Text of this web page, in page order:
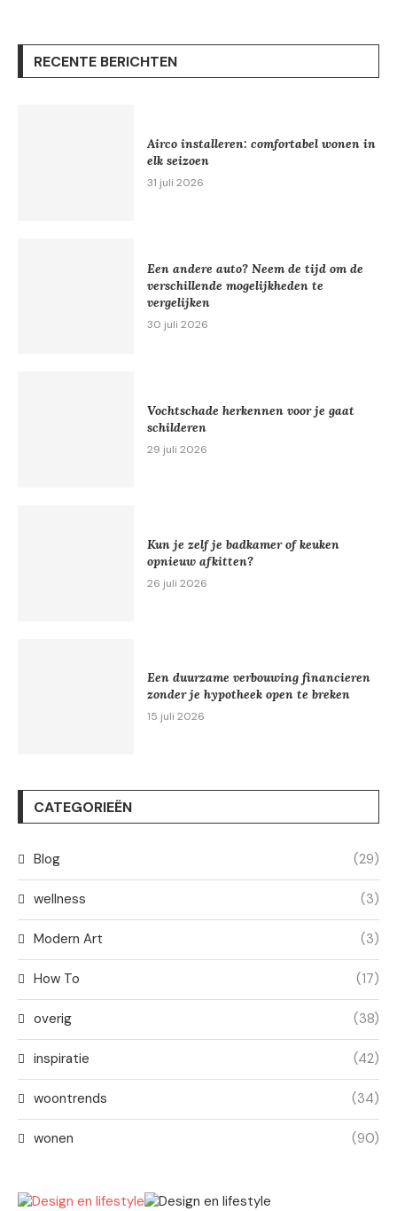
RECENTE BERICHTEN
Airco installeren: comfortabel wonen in
elk seizoen
31 juli 2026
Een andere auto? Neem de tijd om de
verschillende mogelijkheden te
vergelijken
30 juli 2026
Vochtschade herkennen voor je gaat
schilderen
29 juli 2026
Kun je zelf je badkamer of keuken
opnieuw afkitten?
26 juli 2026
Een duurzame verbouwing financieren
zonder je hypotheek open te breken
15 juli 2026
CATEGORIEËN
Blog (29)
wellness (3)
Modern Art (3)
How To (17)
overig (38)
inspiratie (42)
woontrends (34)
wonen (90)